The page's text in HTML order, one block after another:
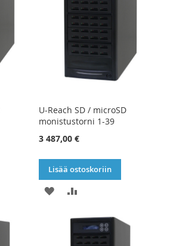
U-Reach SD / microSD
monistustorni 1-39
3 487,00 €
Lisää ostoskoriin
LISÄÄ